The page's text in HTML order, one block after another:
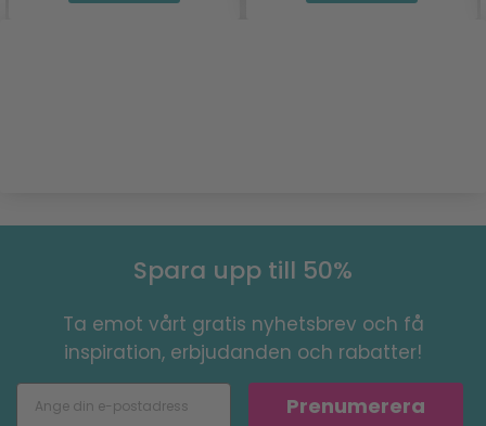
Spara upp till 50%
Ta emot vårt gratis nyhetsbrev och få
inspiration, erbjudanden och rabatter!
Prenumerera